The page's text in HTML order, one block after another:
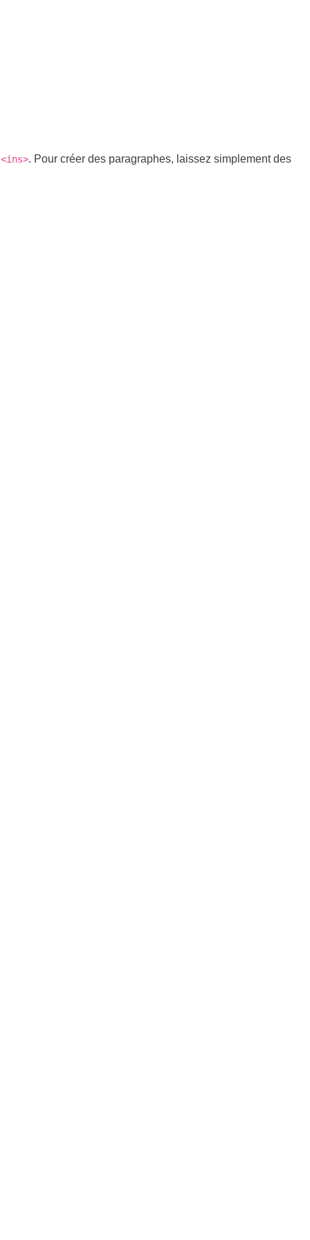
<ins>. Pour créer des paragraphes, laissez simplement des